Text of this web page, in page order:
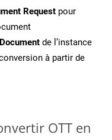
Request pour
de l’instance
à partir de
OTT en